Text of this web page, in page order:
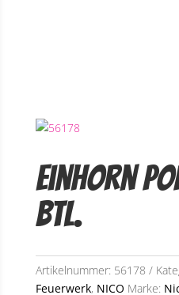
Einhorn
Btl.
Artikelnummer: 56178
Feuerwerk, NICO Marke: